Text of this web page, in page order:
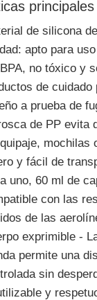
principales
de silicona
apto para
no tóxico y
de cuidado
a prueba de
de PP evita
mochilas
y fácil de
uno, 60 ml de
con las
de las
exprimible -
permite una
sin
y